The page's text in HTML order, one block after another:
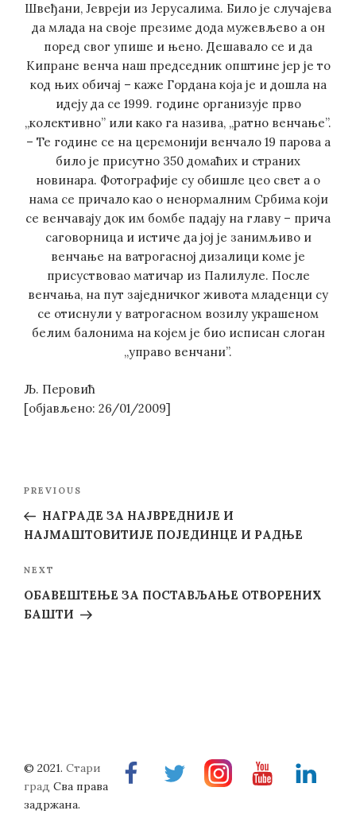
Швеђани, Јевреји из Јерусалима. Било је случајева
да млада на своје презиме дода мужевљево а он
поред свог упише и њено. Дешавало се и да
Кипране венча наш председник општине јер је то
код њих обичај – каже Гордана која је и дошла на
идеју да се 1999. године организује прво
„колективно” или како га назива, „ратно венчање”.
– Те године се на церемонији венчало 19 парова а
било је присутно 350 домаћих и страних
новинара. Фотографије су обишле цео свет а о
нама се причало као о ненормалним Србима који
се венчавају док им бомбе падају на главу – прича
саговорница и истиче да јој је занимљиво и
венчање на ватрогасној дизалици коме је
присуствовао матичар из Палилуле. После
венчања, на пут заједничког живота младенци су
се отиснули у ватрогасном возилу украшеном
белим балонима на којем је био исписан слоган
„управо венчани”.
Љ. Перовић
[објављено: 26/01/2009]
Post
Previous
Post
PREVIOUS
НАГРАДЕ ЗА НАЈВРЕДНИЈЕ И
НАЈМАШТОВИТИЈЕ ПОЈЕДИНЦЕ И РАДЊЕ
Next
Post
NEXT
ОБАВЕШТЕЊЕ ЗА ПОСТАВЉАЊЕ ОТВОРЕНИХ
БАШТИ
FacebookTwitterInstragramYoutubeLinkedin
© 2021. Стари
град Сва права
задржана.